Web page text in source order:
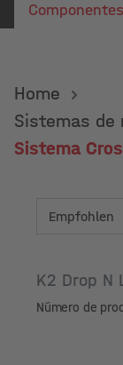
Componentes
Home
Sistemas de
Sistema
K2 Drop N
Número de